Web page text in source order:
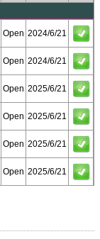
Open 2024/6/21
Open 2024/6/21
Open 2025/6/21
Open 2025/6/21
Open 2025/6/21
Open 2025/6/21